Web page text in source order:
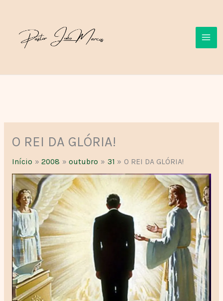
conteúdo
O REI DA GLÓRIA!
Início 2008 outubro 31 O REI DA GLÓRIA!